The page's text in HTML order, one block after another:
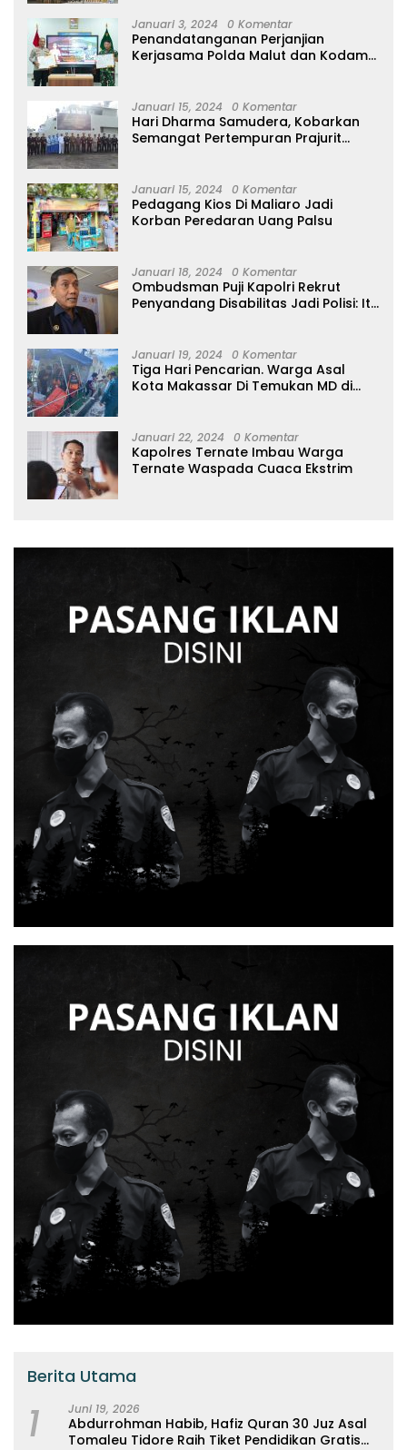
Januari 3, 2024 0 Komentar
Penandatanganan Perjanjian
Kerjasama Polda Malut dan Kodam
Januari 15, 2024 0 Komentar
Hari Dharma Samudera, Kobarkan
Semangat Pertempuran Prajurit
Januari 15, 2024 0 Komentar
Pedagang Kios Di Maliaro Jadi
Korban Peredaran Uang Palsu
Januari 18, 2024 0 Komentar
Ombudsman Puji Kapolri Rekrut
Penyandang Disabilitas Jadi Polisi: Itu
Januari 19, 2024 0 Komentar
Tiga Hari Pencarian. Warga Asal
Kota Makassar Di Temukan MD di
Januari 22, 2024 0 Komentar
Kapolres Ternate Imbau Warga
Ternate Waspada Cuaca Ekstrim
Berita Utama
1 Juni 19, 2026
Abdurrohman Habib, Hafiz Quran 30 Juz Asal
Tomaleu Tidore Raih Tiket Pendidikan Gratis